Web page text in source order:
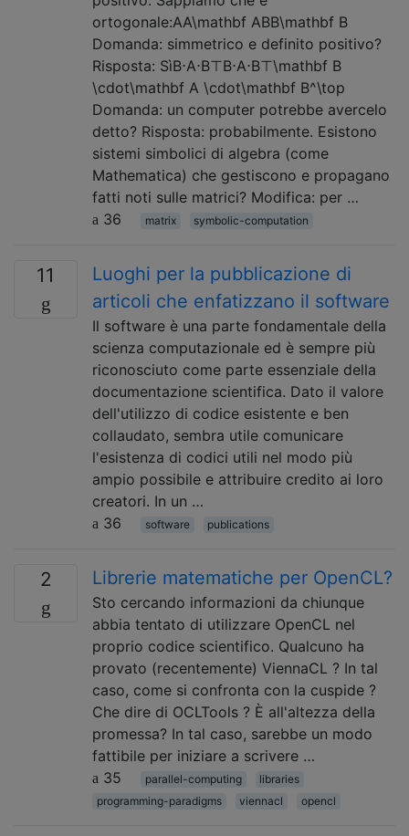
ortogonale:AA\mathbf ABB\mathbf B
Domanda: simmetrico e definito positivo?
Risposta: SìB⋅A⋅B⊤B⋅A⋅B⊤\mathbf B
\cdot\mathbf A \cdot\mathbf B^\top
Domanda: un computer potrebbe avercelo
detto? Risposta: probabilmente. Esistono
sistemi simbolici di algebra (come
Mathematica) che gestiscono e propagano
fatti noti sulle matrici? Modifica: per …
36
matrix symbolic-computation
11
Luoghi per la pubblicazione di
articoli che enfatizzano il software
Il software è una parte fondamentale della
scienza computazionale ed è sempre più
riconosciuto come parte essenziale della
documentazione scientifica. Dato il valore
dell'utilizzo di codice esistente e ben
collaudato, sembra utile comunicare
l'esistenza di codici utili nel modo più
ampio possibile e attribuire credito ai loro
creatori. In un …
36
software publications
2 Librerie matematiche per OpenCL?
Sto cercando informazioni da chiunque
abbia tentato di utilizzare OpenCL nel
proprio codice scientifico. Qualcuno ha
provato (recentemente) ViennaCL ? In tal
caso, come si confronta con la cuspide ?
Che dire di OCLTools ? È all'altezza della
promessa? In tal caso, sarebbe un modo
fattibile per iniziare a scrivere …
35
parallel-computing
libraries
programming-paradigms
viennacl opencl